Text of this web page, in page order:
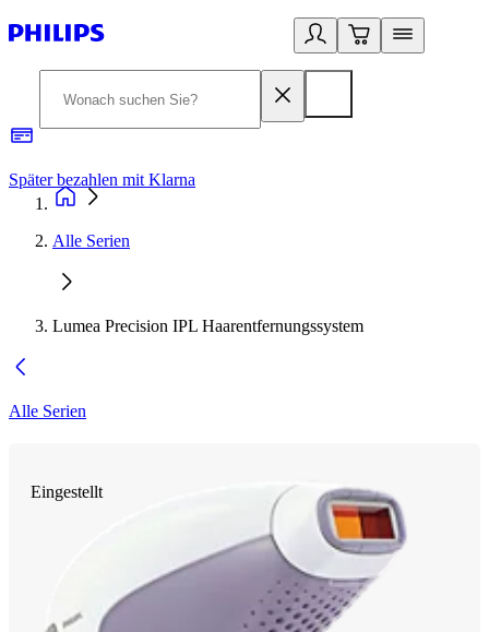
Später bezahlen mit Klarna
Alle Serien
Lumea Precision IPL Haarentfernungssystem
Alle Serien
Eingestellt